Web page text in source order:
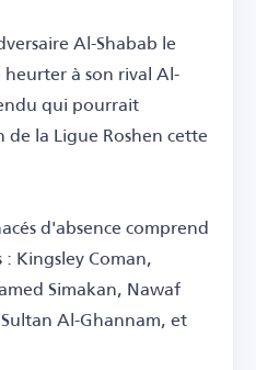
Al-Shabab le
à son rival Al-
qui pourrait
la Ligue Roshen cette
d'absence comprend
Kingsley Coman,
Simakan, Nawaf
Al-Ghannam, et